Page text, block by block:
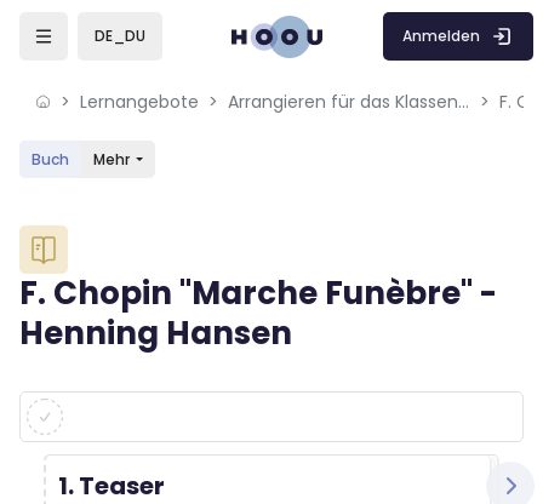
Skip to sidebar navigation menu
Skip to mobile navigation menu
Skip to sidebar hidden blocks
DE_DU Anmelden
Lernangebote Arrangieren für das Klassenmusizieren
Buch Mehr
Blöcke
F. Chopin "Marche Funèbre" -
Henning Hansen
Blöcke
Abschlussbedingungen
1. Teaser